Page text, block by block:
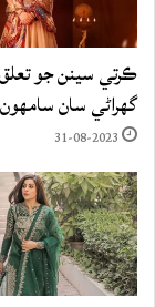
ڪرتي سينن جو
گهراڻي سان
31-08-2023